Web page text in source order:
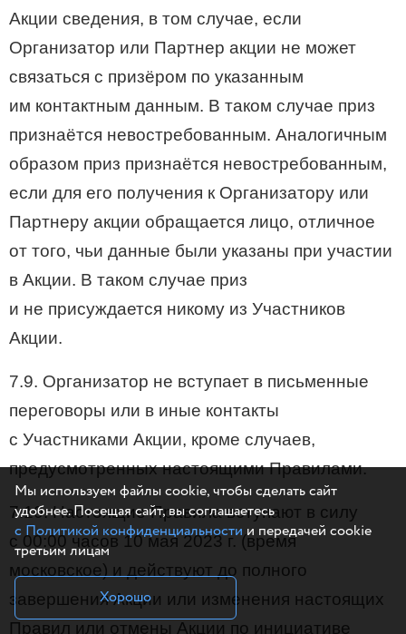
Акции сведения, в том случае, если
Организатор или Партнер акции не может
связаться с призёром по указанным
им контактным данным. В таком случае приз
признаётся невостребованным. Аналогичным
образом приз признаётся невостребованным,
если для его получения к Организатору или
Партнеру акции обращается лицо, отличное
от того, чьи данные были указаны при участии
в Акции. В таком случае приз
и не присуждается никому из Участников
Акции.
7.9. Организатор не вступает в письменные
переговоры или в иные контакты
с Участниками Акции, кроме случаев,
предусмотренных настоящими Правилами.
7.10. Настоящие Правила вступают в силу
с 00:00 часов 10 мая 2023 г. (время
московское) и действуют до полного
завершения Акции или изменения настоящих
Правил или отмены Акции по инициативе
Мы используем файлы cookie, чтобы сделать сайт
удобнее. Посещая сайт, вы соглашаетесь
с Политикой конфиденциальностии передачей cookie
третьим лицам
Хорошо